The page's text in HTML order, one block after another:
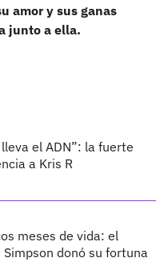
amor y sus ganas
junto a ella.
el ADN”: la fuerte
a Kris R
meses de vida: el
donó su fortuna